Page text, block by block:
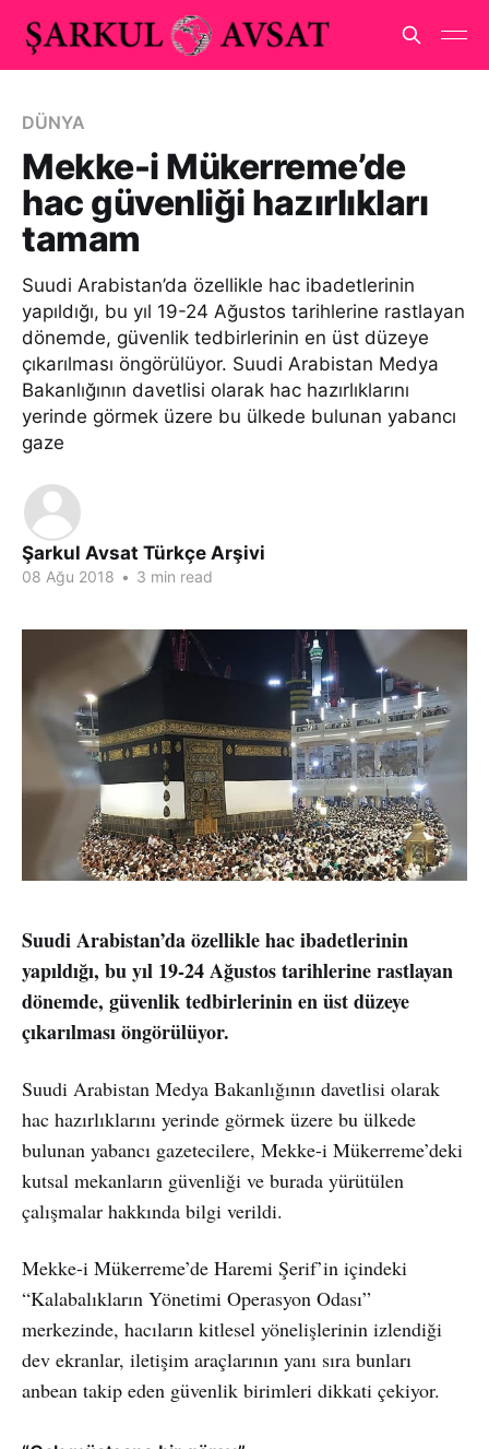
DÜNYA
Mekke-i Mükerreme’de
hac güvenliği hazırlıkları
tamam
Suudi Arabistan’da özellikle hac ibadetlerinin
yapıldığı, bu yıl 19-24 Ağustos tarihlerine rastlayan
dönemde, güvenlik tedbirlerinin en üst düzeye
çıkarılması öngörülüyor. Suudi Arabistan Medya
Bakanlığının davetlisi olarak hac hazırlıklarını
yerinde görmek üzere bu ülkede bulunan yabancı
gaze
Şarkul Avsat Türkçe Arşivi
08 Ağu 2018 • 3 min read
Suudi Arabistan’da özellikle hac ibadetlerinin
yapıldığı, bu yıl 19-24 Ağustos tarihlerine rastlayan
dönemde, güvenlik tedbirlerinin en üst düzeye
çıkarılması öngörülüyor.
Suudi Arabistan Medya Bakanlığının davetlisi olarak
hac hazırlıklarını yerinde görmek üzere bu ülkede
bulunan yabancı gazetecilere, Mekke-i Mükerreme’deki
kutsal mekanların güvenliği ve burada yürütülen
çalışmalar hakkında bilgi verildi.
Mekke-i Mükerreme’de Haremi Şerif’in içindeki
“Kalabalıkların Yönetimi Operasyon Odası”
merkezinde, hacıların kitlesel yönelişlerinin izlendiği
dev ekranlar, iletişim araçlarının yanı sıra bunları
anbean takip eden güvenlik birimleri dikkati çekiyor.